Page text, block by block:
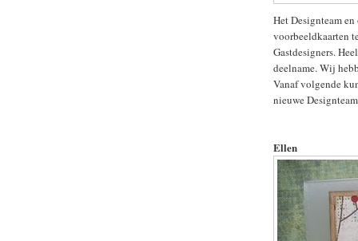
Het Designteam
voorbeeldkaarten
Gastdesigners.
deelname. Wij
Vanaf volgende
nieuwe
Ellen